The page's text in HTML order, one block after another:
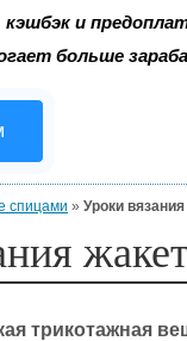
кэшбэк и
больше
спицами » Уроки
трикотажная